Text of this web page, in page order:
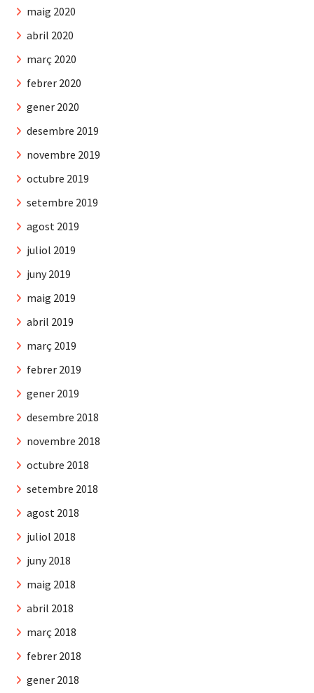
maig 2020
abril 2020
març 2020
febrer 2020
gener 2020
desembre 2019
novembre 2019
octubre 2019
setembre 2019
agost 2019
juliol 2019
juny 2019
maig 2019
abril 2019
març 2019
febrer 2019
gener 2019
desembre 2018
novembre 2018
octubre 2018
setembre 2018
agost 2018
juliol 2018
juny 2018
maig 2018
abril 2018
març 2018
febrer 2018
gener 2018